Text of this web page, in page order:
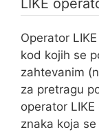
Operator
kod kojih se
zahtevanim
za pretragu
operator
znaka koja